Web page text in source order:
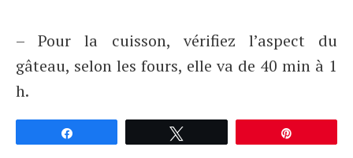
– Pour la cuisson, vérifiez l’aspect du
gâteau, selon les fours, elle va de 40 min à 1
h.